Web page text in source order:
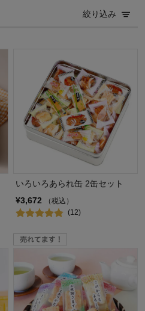
絞り込み
いろいろあられ缶 2缶セット
¥3,672
（税込）
(12)